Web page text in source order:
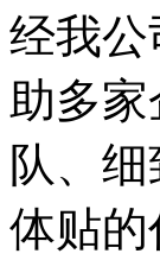
经我
助多
队、
体贴